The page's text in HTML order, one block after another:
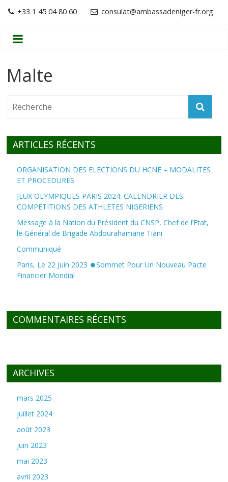
+33 1 45 04 80 60 consulat@ambassadeniger-fr.org
Malte
ARTICLES RÉCENTS
ORGANISATION DES ELECTIONS DU HCNE – MODALITES
ET PROCEDURES
JEUX OLYMPIQUES PARIS 2024: CALENDRIER DES
COMPETITIONS DES ATHLETES NIGERIENS
Message à la Nation du Président du CNSP, Chef de l’Etat,
le Général de Brigade Abdourahamane Tiani
Communiqué
Paris, Le 22 Juin 2023 ⏺Sommet Pour Un Nouveau Pacte
Financier Mondial
COMMENTAIRES RÉCENTS
ARCHIVES
mars 2025
juillet 2024
août 2023
juin 2023
mai 2023
avril 2023